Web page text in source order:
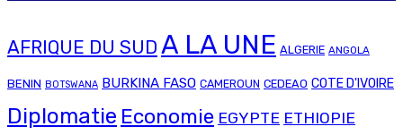
AFRIQUE DU SUD A LA UNE ALGERIE ANGOLA
BENIN BOTSWANA BURKINA FASO CAMEROUN CEDEAO COTE D'IVOIRE
Diplomatie Economie EGYPTE ETHIOPIE